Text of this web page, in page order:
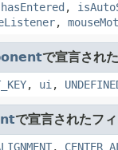
hasEntered ,
,
で宣言され
, ui,
で宣言されたフ
,